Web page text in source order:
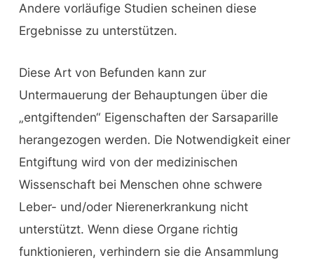
Andere vorläufige Studien scheinen diese
Ergebnisse zu unterstützen.
Diese Art von Befunden kann zur
Untermauerung der Behauptungen über die
„entgiftenden“ Eigenschaften der Sarsaparille
herangezogen werden. Die Notwendigkeit einer
Entgiftung wird von der medizinischen
Wissenschaft bei Menschen ohne schwere
Leber- und/oder Nierenerkrankung nicht
unterstützt. Wenn diese Organe richtig
funktionieren, verhindern sie die Ansammlung